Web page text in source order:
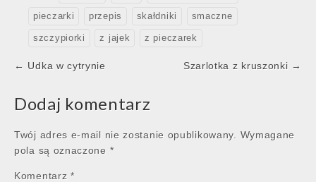
pieczarki przepis skałdniki smaczne
szczypiorki z jajek z pieczarek
Post
← Udka w cytrynie Szarlotka z kruszonki →
Dodaj komentarz
Twój adres e-mail nie zostanie opublikowany.
Wymagane
pola są oznaczone *
Komentarz *